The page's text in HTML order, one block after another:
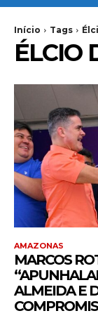
Início Tags
ÉLCIO
AMAZONAS
MARCOS
ALMEIDA E